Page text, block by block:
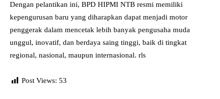
Dengan pelantikan ini, BPD HIPMI NTB resmi memiliki
kepengurusan baru yang diharapkan dapat menjadi motor
penggerak dalam mencetak lebih banyak pengusaha muda
unggul, inovatif, dan berdaya saing tinggi, baik di tingkat
regional, nasional, maupun internasional. rls
Post Views: 53